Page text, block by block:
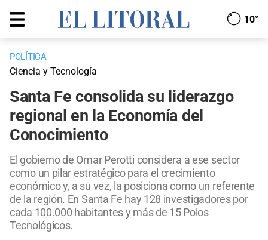
10°
POLÍTICA
Ciencia y Tecnología
Santa Fe consolida su liderazgo
regional en la Economía del
Conocimiento
El gobierno de Omar Perotti considera a ese sector
como un pilar estratégico para el crecimiento
económico y, a su vez, la posiciona como un referente
de la región. En Santa Fe hay 128 investigadores por
cada 100.000 habitantes y más de 15 Polos
Tecnológicos.